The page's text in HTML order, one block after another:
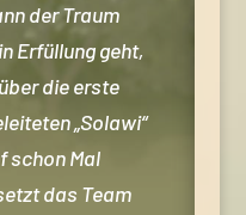
der Traum
Erfüllung geht,
die erste
„Solawi“
schon Mal
das Team